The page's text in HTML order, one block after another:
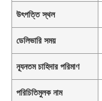
উৎপত্তি স্থল
ডেলিভারি সময়
ন্যূনতম চাহিদার পরিমাণ
পরিচিতিমুলক নাম